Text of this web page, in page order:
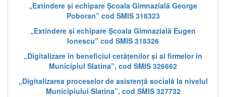
„Extindere și echipare Școala Gimnazială George
Poboran” cod SMIS 318323
„Extindere și echipare Școala Gimnazială Eugen
Ionescu” cod SMIS 318326
„Digitalizare în beneficiul cetățenilor și al firmelor în
Municipiul Slatina”, cod SMIS 326662
„Digitalizarea proceselor de asistență socială la nivelul
Municipiului Slatina”, cod SMIS 327732